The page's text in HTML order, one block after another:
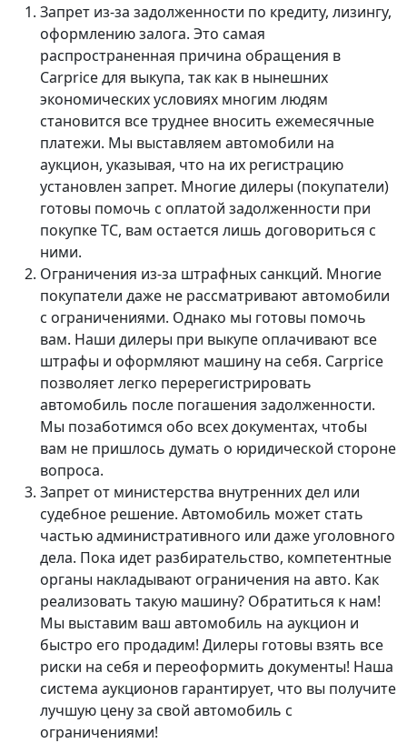
Запрет из-за задолженности по кредиту, лизингу,
оформлению залога. Это самая
распространенная причина обращения в
Carprice для выкупа, так как в нынешних
экономических условиях многим людям
становится все труднее вносить ежемесячные
платежи. Мы выставляем автомобили на
аукцион, указывая, что на их регистрацию
установлен запрет. Многие дилеры (покупатели)
готовы помочь с оплатой задолженности при
покупке ТС, вам остается лишь договориться с
ними.
Ограничения из-за штрафных санкций. Многие
покупатели даже не рассматривают автомобили
с ограничениями. Однако мы готовы помочь
вам. Наши дилеры при выкупе оплачивают все
штрафы и оформляют машину на себя. Carprice
позволяет легко перерегистрировать
автомобиль после погашения задолженности.
Мы позаботимся обо всех документах, чтобы
вам не пришлось думать о юридической стороне
вопроса.
Запрет от министерства внутренних дел или
судебное решение. Автомобиль может стать
частью административного или даже уголовного
дела. Пока идет разбирательство, компетентные
органы накладывают ограничения на авто. Как
реализовать такую машину? Обратиться к нам!
Мы выставим ваш автомобиль на аукцион и
быстро его продадим! Дилеры готовы взять все
риски на себя и переоформить документы! Наша
система аукционов гарантирует, что вы получите
лучшую цену за свой автомобиль с
ограничениями!